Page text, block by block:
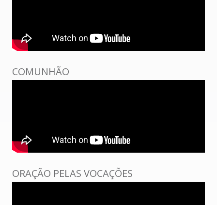
COMUNHÃO
ORAÇÃO PELAS VOCAÇÕES